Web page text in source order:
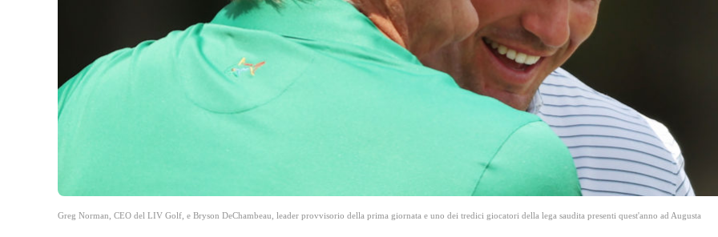
Greg Norman, CEO del LIV Golf, e Bryson DeChambeau, leader provvisorio della prima giornata e uno dei tredici giocatori della lega saudita presenti quest'anno ad Augusta